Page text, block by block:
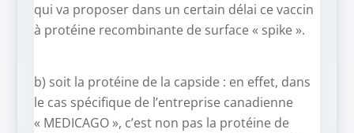
qui va proposer dans un certain délai ce vaccin
à protéine recombinante de surface « spike ».
b) soit la protéine de la capside : en effet, dans
le cas spécifique de l’entreprise canadienne
« MEDICAGO », c’est non pas la protéine de